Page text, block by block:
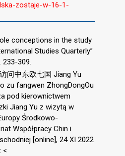
zostaje-w-16-1-
conceptions in the study
Studies Quarterly”
233-309.
问中东欧七国 Jiang Yu
zu fangwen ZhongDongOu
pod kierownictwem
Jiang Yu z wizytą w
Środkowo-
Współpracy Chin i
[online], 24 XI 2022
<